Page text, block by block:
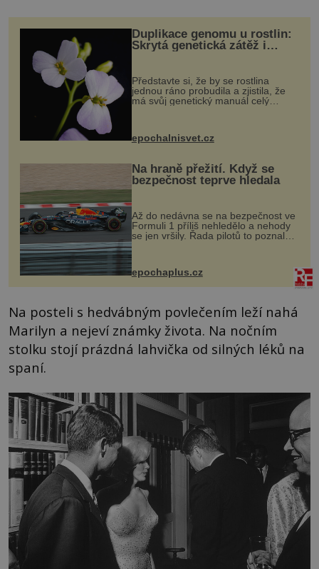
Duplikace genomu u rostlin:
Skrytá genetická zátěž i
Představte si, že by se rostlina
jednou ráno probudila a zjistila, že
má svůj genetický manuál celý
vstupenka...
epochalnisvet.cz
Na hraně přežití. Když se
bezpečnost teprve hledala
Až do nedávna se na bezpečnost ve
Formuli 1 příliš nehledělo a nehody
se jen vršily. Řada pilotů to poznala
na vlastní kůži, často s trvalými
následky nebo bohužel i ztrátou
života. Dnes nepochopiteln...
epochaplus.cz
Na posteli s hedvábným povlečením leží nahá
Marilyn a nejeví známky života. Na nočním
stolku stojí prázdná lahvička od silných léků na
spaní.